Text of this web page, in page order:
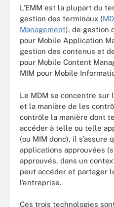
L’EMM est la plupart du
gestion des terminaux (
Management), de gestion
pour Mobile Application
gestion des contenus et
pour Mobile Content
MIM pour Mobile
Le MDM se concentre sur
et la manière de les
contrôle la manière dont
accéder à telle ou telle
(ou MIM donc), il s’assure
applications approuvées
approuvés, dans un
peut accéder et partager
l’entreprise.
Ces trois technologies